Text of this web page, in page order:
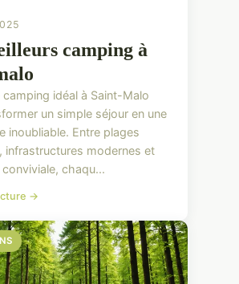
camping à
camping idéal à Saint-Malo
un simple séjour en une
inoubliable. Entre plages
infrastructures modernes et
chaqu...
→